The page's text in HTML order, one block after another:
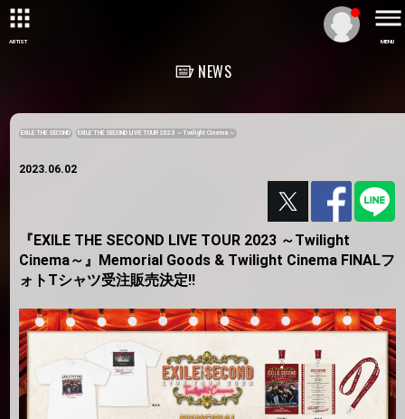
ARTIST MENU
NEWS
EXILE THE SECOND EXILE THE SECOND LIVE TOUR 2023 ～Twilight Cinema～
2023.06.02
『EXILE THE SECOND LIVE TOUR 2023 ～Twilight
Cinema～』Memorial Goods & Twilight Cinema FINALフ
ォトTシャツ受注販売決定!!